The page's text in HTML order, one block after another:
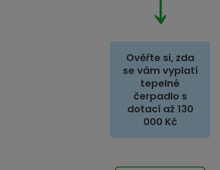
Ověřte si, zda
se vám vyplatí
tepelné
čerpadlo s
dotací až 130
000 Kč